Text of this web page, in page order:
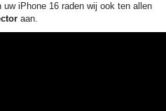
iPhone 16 raden wij ook ten allen
aan.